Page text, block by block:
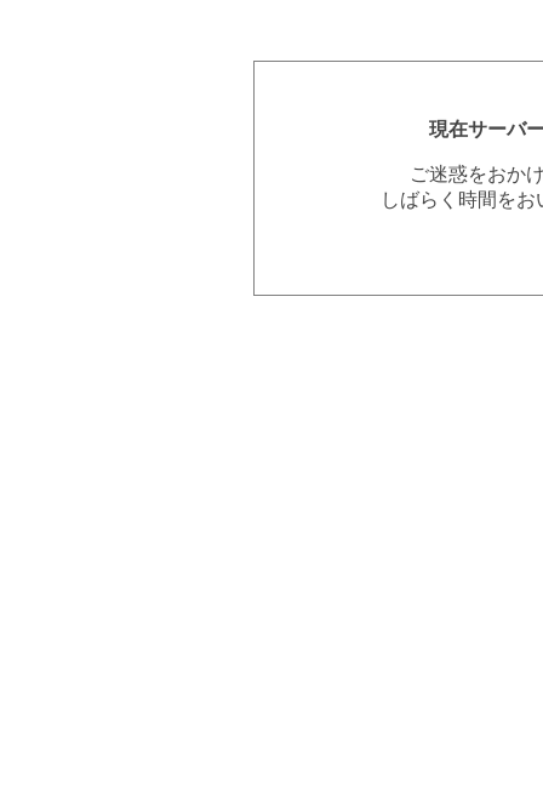
現在サーバ
ご迷惑をおか
しばらく時間を